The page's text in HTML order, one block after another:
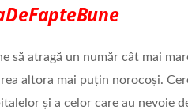
să atragă un număr cât mai
altora mai puțin norocoși.
și a celor care au nevoie